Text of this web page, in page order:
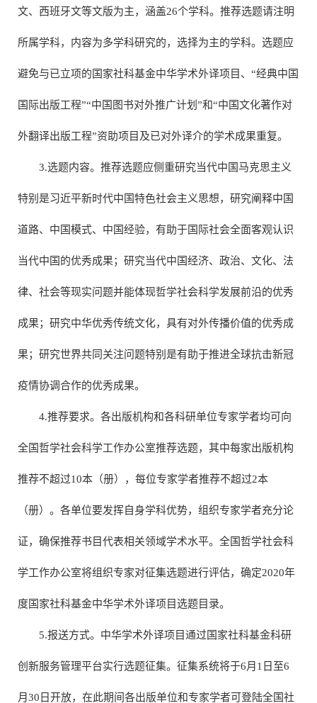
文、西班牙文等文版为主，涵盖26个学科。推荐选题请注明
所属学科，内容为多学科研究的，选择为主的学科。选题应
避免与已立项的国家社科基金中华学术外译项目、“经典中国
国际出版工程”“中国图书对外推广计划”和“中国文化著作对
外翻译出版工程”资助项目及已对外译介的学术成果重复。
3.选题内容。推荐选题应侧重研究当代中国马克思主义
特别是习近平新时代中国特色社会主义思想，研究阐释中国
道路、中国模式、中国经验，有助于国际社会全面客观认识
当代中国的优秀成果；研究当代中国经济、政治、文化、法
律、社会等现实问题并能体现哲学社会科学发展前沿的优秀
成果；研究中华优秀传统文化，具有对外传播价值的优秀成
果；研究世界共同关注问题特别是有助于推进全球抗击新冠
疫情协调合作的优秀成果。
4.推荐要求。各出版机构和各科研单位专家学者均可向
全国哲学社会科学工作办公室推荐选题，其中每家出版机构
推荐不超过10本（册），每位专家学者推荐不超过2本
（册）。各单位要发挥自身学科优势，组织专家学者充分论
证，确保推荐书目代表相关领域学术水平。全国哲学社会科
学工作办公室将组织专家对征集选题进行评估，确定2020年
度国家社科基金中华学术外译项目选题目录。
5.报送方式。中华学术外译项目通过国家社科基金科研
创新服务管理平台实行选题征集。征集系统将于6月1日至6
月30日开放，在此期间各出版单位和专家学者可登陆全国社